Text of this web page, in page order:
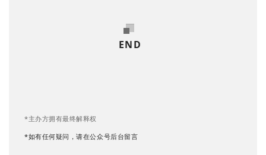
END
*主办方拥有最终解释权
*如有任何疑问，请在公众号后台留言